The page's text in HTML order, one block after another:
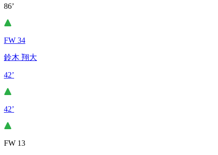
86’
FW 34
鈴木 翔大
42’
42’
FW 13